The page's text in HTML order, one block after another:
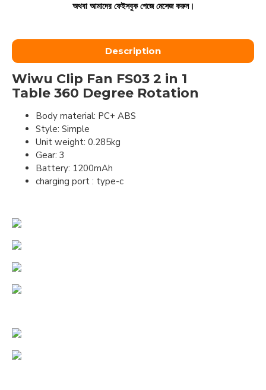
অথবা আমাদের ফেইসবুক পেজে মেসেজ করুন।
Description
Wiwu Clip Fan FS03 2 in 1
Table 360 Degree Rotation
Body material: PC+ ABS
Style: Simple
Unit weight: 0.285kg
Gear: 3
Battery: 1200mAh
charging port : type-c